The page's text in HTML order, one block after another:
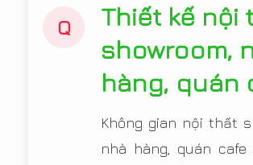
Q
Thiết kế nội
showroom,
hàng, quán
Không gian nội thất
nhà hàng, quán